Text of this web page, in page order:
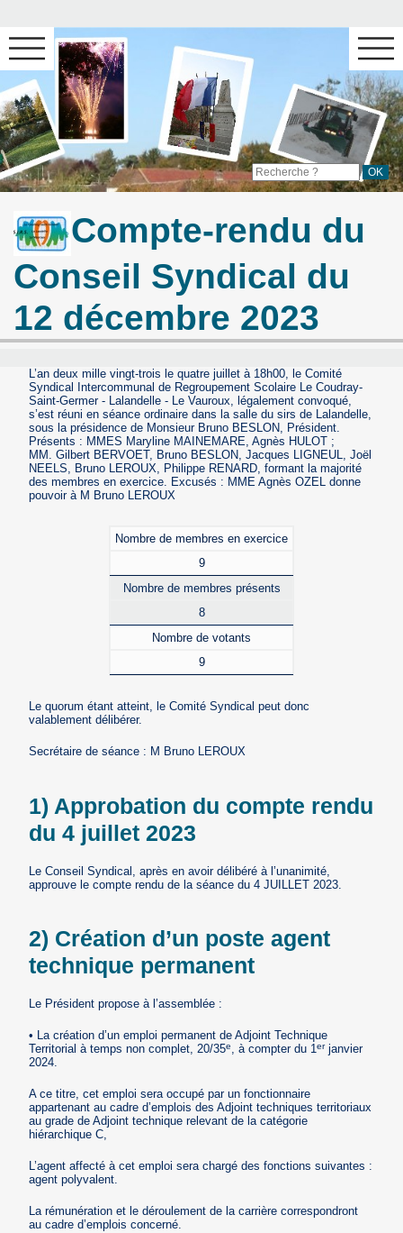
Compte-rendu du
Conseil Syndical du
12 décembre 2023
L’an deux mille vingt-trois le quatre juillet à 18h00, le Comité
Syndical Intercommunal de Regroupement Scolaire Le Coudray-
Saint-Germer - Lalandelle - Le Vauroux, légalement convoqué,
s’est réuni en séance ordinaire dans la salle du sirs de Lalandelle,
sous la présidence de Monsieur Bruno BESLON, Président.
Présents : MMES Maryline MAINEMARE, Agnès HULOT ;
MM. Gilbert BERVOET, Bruno BESLON, Jacques LIGNEUL, Joël
NEELS, Bruno LEROUX, Philippe RENARD, formant la majorité
des membres en exercice. Excusés : MME Agnès OZEL donne
pouvoir à M Bruno LEROUX
Nombre de membres en exercice
9
Nombre de membres présents
8
Nombre de votants
9
Le quorum étant atteint, le Comité Syndical peut donc
valablement délibérer.
Secrétaire de séance : M Bruno LEROUX
1) Approbation du compte rendu
du 4 juillet 2023
Le Conseil Syndical, après en avoir délibéré à l’unanimité,
approuve le compte rendu de la séance du 4 JUILLET 2023.
2) Création d’un poste agent
technique permanent
Le Président propose à l’assemblée :
• La création d’un emploi permanent de Adjoint Technique
Territorial à temps non complet, 20/35e, à compter du 1erjanvier
2024.
A ce titre, cet emploi sera occupé par un fonctionnaire
appartenant au cadre d’emplois des Adjoint techniques territoriaux
au grade de Adjoint technique relevant de la catégorie
hiérarchique C,
L’agent affecté à cet emploi sera chargé des fonctions suivantes :
agent polyvalent.
La rémunération et le déroulement de la carrière correspondront
au cadre d’emplois concerné.